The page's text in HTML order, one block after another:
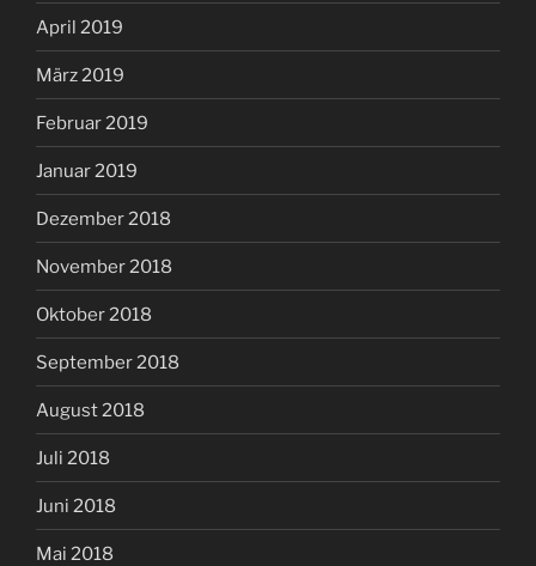
April 2019
März 2019
Februar 2019
Januar 2019
Dezember 2018
November 2018
Oktober 2018
September 2018
August 2018
Juli 2018
Juni 2018
Mai 2018